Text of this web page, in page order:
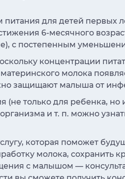
для детей первых
6-месячного
с постепенным
концентрации
молока
защищают малыша от
(не только для ребенка,
и т. п. можно
которая поможет
молока, сохранить
с малышом —